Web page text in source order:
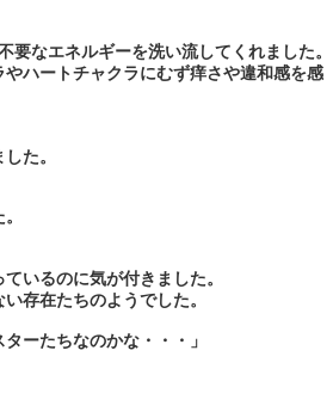
なエネルギーを洗い流してくれました。
ハートチャクラにむず痒さや違和感を感
た。
いるのに気が付きました。
存在たちのようでした。
ーたちなのかな・・・」